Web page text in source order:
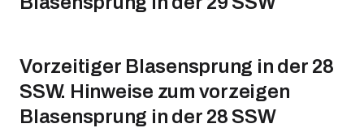
Vorzeitiger Blasensprung in der 28
SSW. Hinweise zum vorzeigen
Blasensprung in der 28 SSW